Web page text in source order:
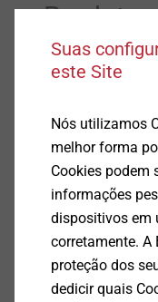
Produtos
Suas
este Site
Nós utilizamos
melhor forma
Cookies podem
informações
dispositivos em
corretamente. A
proteção dos
dedicir quais